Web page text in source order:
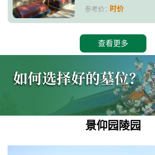
参考价：时价
查看更多
景仰园陵园